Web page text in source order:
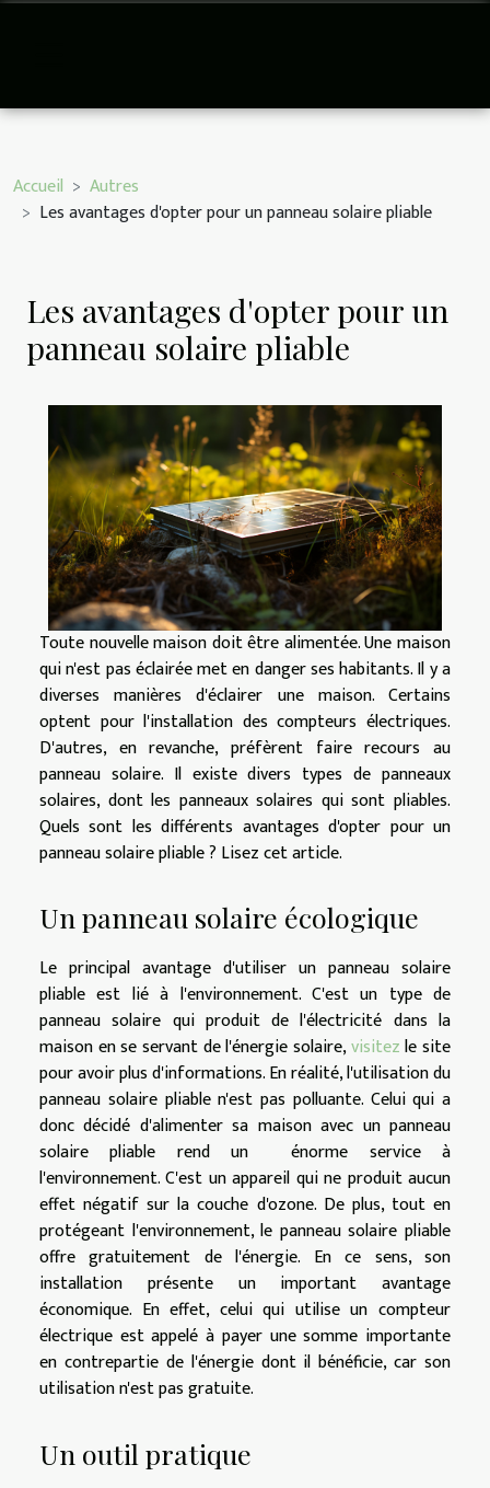
Accueil
Autres
Les avantages d'opter pour un panneau solaire pliable
Les avantages d'opter pour un
panneau solaire pliable
Toute nouvelle maison doit être alimentée. Une maison
qui n'est pas éclairée met en danger ses habitants. Il y a
diverses manières d'éclairer une maison. Certains
optent pour l'installation des compteurs électriques.
D'autres, en revanche, préfèrent faire recours au
panneau solaire. Il existe divers types de panneaux
solaires, dont les panneaux solaires qui sont pliables.
Quels sont les différents avantages d'opter pour un
panneau solaire pliable ? Lisez cet article.
Un panneau solaire écologique
Le principal avantage d'utiliser un panneau solaire
pliable est lié à l'environnement. C'est un type de
panneau solaire qui produit de l'électricité dans la
maison en se servant de l'énergie solaire,visitezle site
pour avoir plus d'informations. En réalité, l'utilisation du
panneau solaire pliable n'est pas polluante. Celui qui a
donc décidé d'alimenter sa maison avec un panneau
solaire pliable rend un énorme service à
l'environnement. C'est un appareil qui ne produit aucun
effet négatif sur la couche d'ozone. De plus, tout en
protégeant l'environnement, le panneau solaire pliable
offre gratuitement de l'énergie. En ce sens, son
installation présente un important avantage
économique. En effet, celui qui utilise un compteur
électrique est appelé à payer une somme importante
en contrepartie de l'énergie dont il bénéficie, car son
utilisation n'est pas gratuite.
Un outil pratique